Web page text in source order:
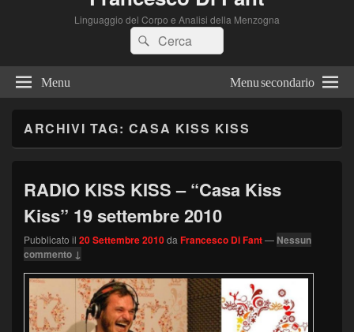
Linguaggio del Corpo e Analisi della Menzogna
Cerca:Cerca
Menu Menu secondario
ARCHIVI TAG: CASA KISS KISS
RADIO KISS KISS – “Casa Kiss
Kiss” 19 settembre 2010
Pubblicato il 20 Settembre 2010da Francesco Di Fant— Nessun
commento ↓